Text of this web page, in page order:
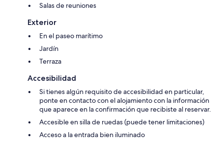
Salas de reuniones
Exterior
En el paseo marítimo
Jardín
Terraza
Accesibilidad
Si tienes algún requisito de accesibilidad en particular,
ponte en contacto con el alojamiento con la información
que aparece en la confirmación que recibiste al reservar.
Accesible en silla de ruedas (puede tener limitaciones)
Acceso a la entrada bien iluminado